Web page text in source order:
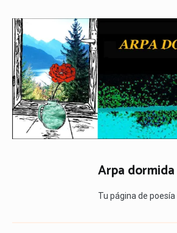
contenido
Arpa dormida
Tu página de poesía